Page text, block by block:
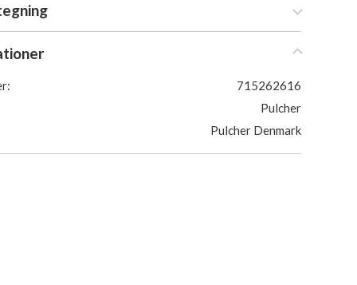
715262616
Pulcher
Pulcher Denmark